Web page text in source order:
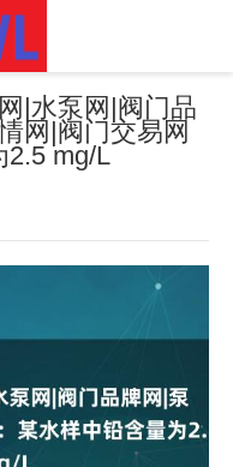
|水泵网|阀门品
网|阀门交易网
2.5 mg/L